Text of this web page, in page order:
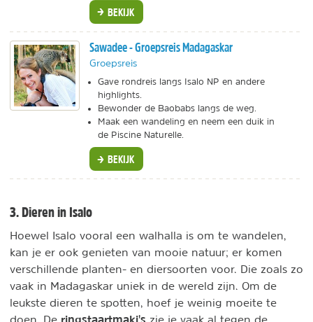
BEKIJK
Sawadee - Groepsreis Madagaskar
Groepsreis
Gave rondreis langs Isalo NP en andere
highlights.
Bewonder de Baobabs langs de weg.
Maak een wandeling en neem een duik in
de Piscine Naturelle.
BEKIJK
3. Dieren in Isalo
Hoewel Isalo vooral een walhalla is om te wandelen,
kan je er ook genieten van mooie natuur; er komen
verschillende planten- en diersoorten voor. Die zoals zo
vaak in Madagaskar uniek in de wereld zijn. Om de
leukste dieren te spotten, hoef je weinig moeite te
doen. De
zie je vaak al tegen de